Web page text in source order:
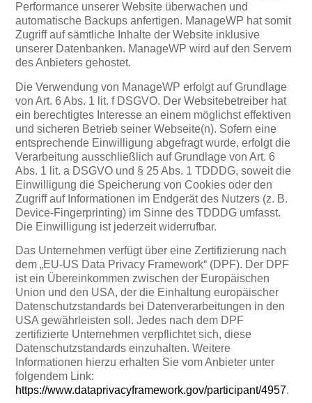
Performance unserer Website überwachen und
automatische Backups anfertigen. ManageWP hat somit
Zugriff auf sämtliche Inhalte der Website inklusive
unserer Datenbanken. ManageWP wird auf den Servern
des Anbieters gehostet.
Die Verwendung von ManageWP erfolgt auf Grundlage
von Art. 6 Abs. 1 lit. f DSGVO. Der Websitebetreiber hat
ein berechtigtes Interesse an einem möglichst effektiven
und sicheren Betrieb seiner Webseite(n). Sofern eine
entsprechende Einwilligung abgefragt wurde, erfolgt die
Verarbeitung ausschließlich auf Grundlage von Art. 6
Abs. 1 lit. a DSGVO und § 25 Abs. 1 TDDDG, soweit die
Einwilligung die Speicherung von Cookies oder den
Zugriff auf Informationen im Endgerät des Nutzers (z. B.
Device-Fingerprinting) im Sinne des TDDDG umfasst.
Die Einwilligung ist jederzeit widerrufbar.
Das Unternehmen verfügt über eine Zertifizierung nach
dem „EU-US Data Privacy Framework“ (DPF). Der DPF
ist ein Übereinkommen zwischen der Europäischen
Union und den USA, der die Einhaltung europäischer
Datenschutzstandards bei Datenverarbeitungen in den
USA gewährleisten soll. Jedes nach dem DPF
zertifizierte Unternehmen verpflichtet sich, diese
Datenschutzstandards einzuhalten. Weitere
Informationen hierzu erhalten Sie vom Anbieter unter
folgendem Link:
https://www.dataprivacyframework.gov/participant/4957.